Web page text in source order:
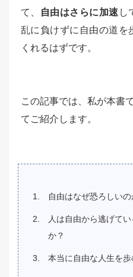
て、
自由はさらに加速 し
乱に負けずに自由の道を
くれるはずです。
この記事では、私が本書
てご紹介します。
自由はなぜ恐ろしいの
人は自由から逃げて
か？
本当に自由な人生を歩